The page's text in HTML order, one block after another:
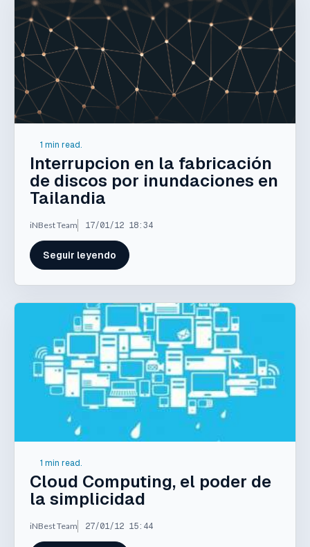
1 min read.
Interrupcion en la fabricación
de discos por inundaciones en
Tailandia
iNBest Team 17/01/12 18:34
Seguir leyendo
1 min read.
Cloud Computing, el poder de
la simplicidad
iNBest Team 27/01/12 15:44